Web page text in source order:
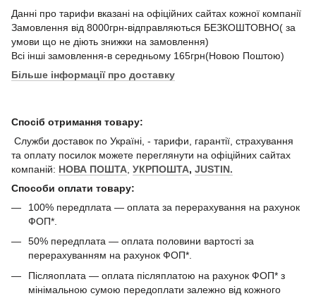
Данні про тарифи вказані на офіційних сайтах кожної компанії
Замовлення від 8000грн-відправляються БЕЗКОШТОВНО( за
умови що не діють знижки на замовлення)
Всі інші замовлення-в середньому 165грн(Новою Поштою)
Більше інформації про доставку
Спосіб отримання товару:
Служби доставок по Україні, - тарифи, гарантії, страхування
та оплату посилок можете переглянути на офіційних сайтах
компаній: НОВА ПОШТА УКРПОШТА, JUSTIN.
Способи оплати товару:
100% передплата — оплата за перерахування на рахунок
ФОП*.
50% передплата — оплата половини вартості за
перерахуванням на рахунок ФОП*.
Післяоплата — оплата післяплатою на рахунок ФОП* з
мінімальною сумою передоплати залежно від кожного